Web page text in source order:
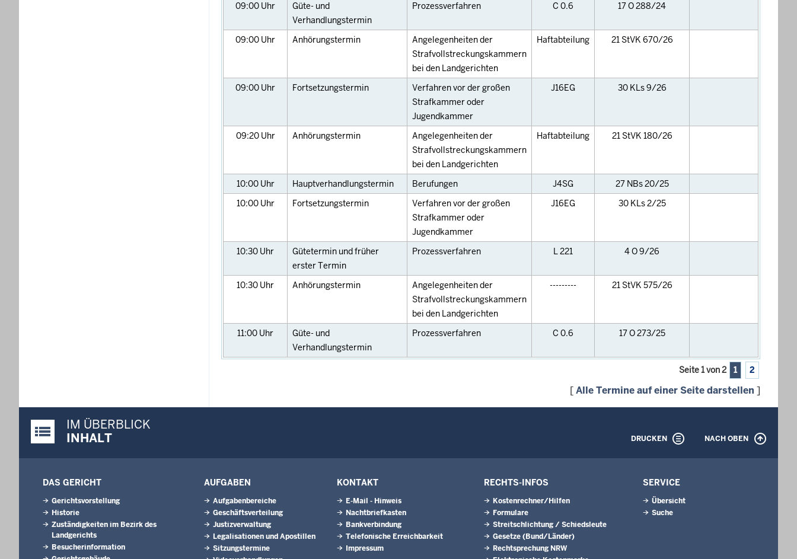
09:00 Uhr
Güte- und
Verhandlungstermin
Prozessverfahren C 0.6 17 O 288/24
09:00 Uhr Anhörungstermin
Angelegenheiten der
Strafvollstreckungskammern
bei den Landgerichten
Haftabteilung 21 StVK 670/26
09:00 Uhr Fortsetzungstermin
Verfahren vor der großen
Strafkammer oder
Jugendkammer
J16EG 30 KLs 9/26
09:20 Uhr Anhörungstermin
Angelegenheiten der
Strafvollstreckungskammern
bei den Landgerichten
Haftabteilung 21 StVK 180/26
10:00 Uhr Hauptverhandlungstermin Berufungen J4SG
27 NBs 20/25
10:00 Uhr Fortsetzungstermin
Verfahren vor der großen
Strafkammer oder
Jugendkammer
J16EG 30 KLs 2/25
10:30 Uhr
Gütetermin und früher
erster Termin
Prozessverfahren L 221 4 O 9/26
10:30 Uhr Anhörungstermin
Angelegenheiten der
Strafvollstreckungskammern
bei den Landgerichten
--------- 21 StVK 575/26
11:00 Uhr
Güte- und
Verhandlungstermin
Prozessverfahren C 0.6 17 O 273/25
Seite 1 von 2 1 2
[Alle Termine auf einer Seite darstellen ]
Justiz-Portal im Überblick:
IM ÜBERBLICK
INHALT
DRUCKEN NACH OBEN
DAS GERICHT
Gerichtsvorstellung
Historie
Zuständigkeiten im Bezirk des
Landgerichts
Besucherinformation
AUFGABEN
Aufgabenbereiche
Geschäftsverteilung
Justizverwaltung
Legalisationen und Apostillen
Sitzungstermine
KONTAKT
E-Mail - Hinweis
Nachtbriefkasten
Bankverbindung
Telefonische Erreichbarkeit
Impressum
RECHTS-INFOS
Kostenrechner/Hilfen
Formulare
Streitschlichtung / Schiedsleute
Gesetze (Bund/Länder)
Rechtsprechung NRW
SERVICE
Übersicht
Suche